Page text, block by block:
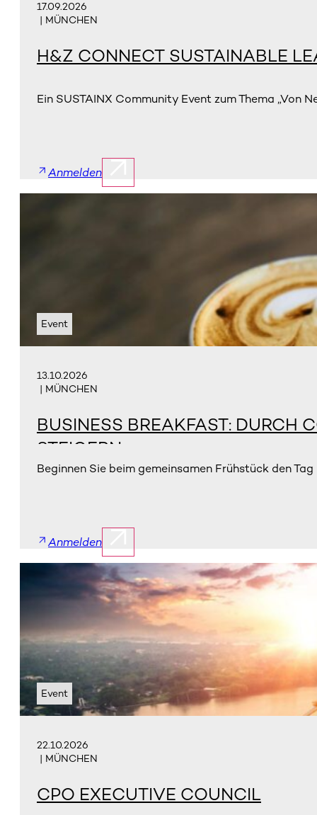
17.09.2026
| MÜNCHEN
H&Z CONNECT SUSTAINABLE
Ein SUSTAINX Community Event zum Thema „Von
Anmelden
Event
13.10.2026
| MÜNCHEN
BUSINESS BREAKFAST: DURCH
STEIGERN
Beginnen Sie beim gemeinsamen Frühstück den
Anmelden
Event
22.10.2026
| MÜNCHEN
CPO EXECUTIVE COUNCIL